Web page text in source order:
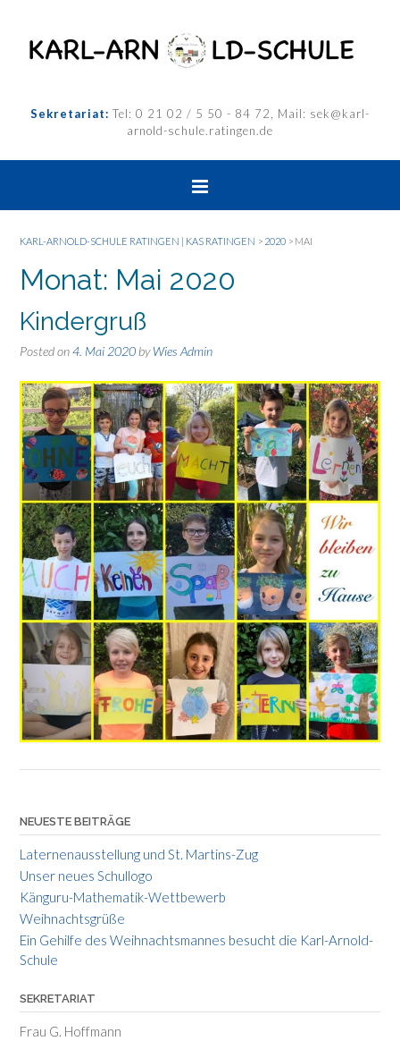
Sekretariat: Tel: 0 21 02 / 5 50 - 84 72, Mail: sek@karl-
arnold-schule.ratingen.de
KARL-ARNOLD-SCHULE RATINGEN | KAS RATINGEN > 2020 > MAI
Monat: Mai 2020
Kindergruß
Posted on4. Mai 2020byWies Admin
NEUESTE BEITRÄGE
Laternenausstellung und St. Martins-Zug
Unser neues Schullogo
Känguru-Mathematik-Wettbewerb
Weihnachtsgrüße
Ein Gehilfe des Weihnachtsmannes besucht die Karl-Arnold-
Schule
SEKRETARIAT
Frau G. Hoffmann